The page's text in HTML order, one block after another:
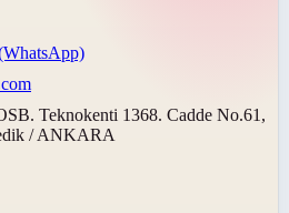
Teknokenti 1368. Cadde No.61,
/ ANKARA